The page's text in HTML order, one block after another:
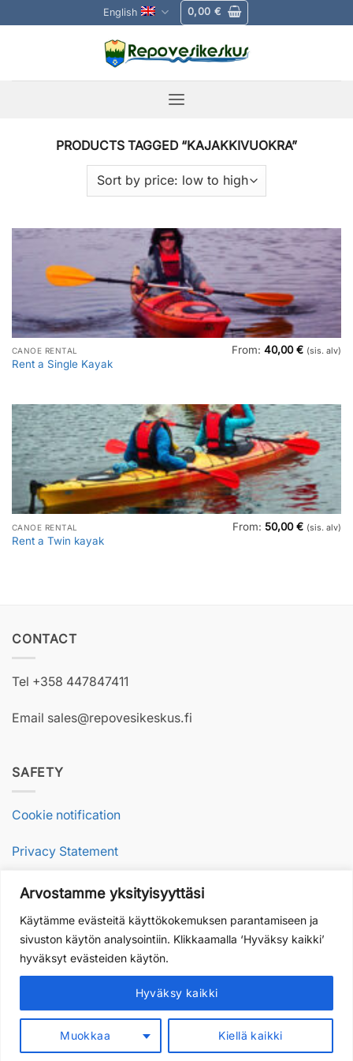
Arvostamme yksityisyyttäsi
Käytämme evästeitä käyttökokemuksen parantamiseen ja
sivuston käytön analysointiin. Klikkaamalla ‘Hyväksy kaikki’
hyväksyt evästeiden käytön.
Muokkaa Kiellä kaikki
Hyväksy kaikki
to
English 0,00 €
PRODUCTS TAGGED “KAJAKKIVUOKRA”
CANOE RENTAL
Rent a Single Kayak
From:40,00€ (sis. alv)
CANOE RENTAL
Rent a Twin kayak
From:50,00€ (sis. alv)
CONTACT
Tel +358 447847411
Email sales@repovesikeskus.fi
SAFETY
Cookie notification
Privacy Statement
RESPONSIBILITY
Sustainable nature travel
Our values and quality